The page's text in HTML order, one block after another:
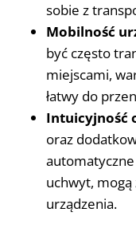
sobie z
Mobilność
być często
miejscami,
łatwy do
Intuicyjność
oraz
uchwyt, mogą
urządzenia.